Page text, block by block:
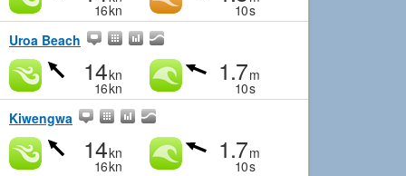
16kn 10s
Uroa Beach
14kn
16kn
1.7m
10s
Kiwengwa
14kn
16kn
1.7m
10s